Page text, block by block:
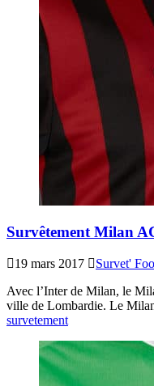
Survêtement Milan
19 mars 2017 Survet'
Avec l’Inter de Milan, le
ville de Lombardie. Le
survetement